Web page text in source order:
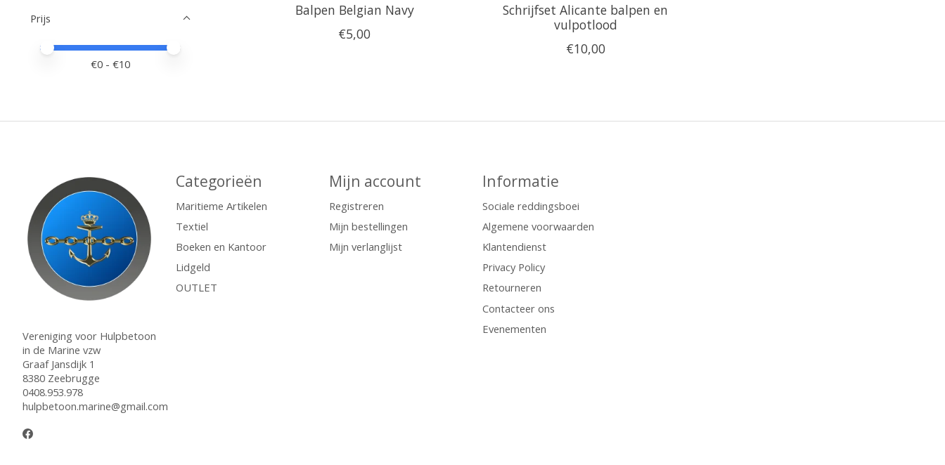
Prijs
Minimale prijswaarde
Price maximum value
€0 - €10
Balpen Belgian Navy
€5,00
Schrijfset Alicante balpen en
vulpotlood
€10,00
Vereniging voor Hulpbetoon
in de Marine vzw
Graaf Jansdijk 1
8380 Zeebrugge
0408.953.978
hulpbetoon.marine@gmail.com
Categorieën
Maritieme Artikelen
Textiel
Boeken en Kantoor
Lidgeld
OUTLET
Mijn account
Registreren
Mijn bestellingen
Mijn verlanglijst
Informatie
Sociale reddingsboei
Algemene voorwaarden
Klantendienst
Privacy Policy
Retourneren
Contacteer ons
Evenementen